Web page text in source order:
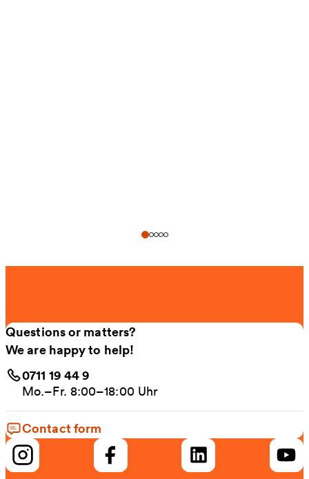
Questions or matters?
We are happy to help!
0711 19 44 9
Mo.–Fr. 8:00–18:00 Uhr
Contact form